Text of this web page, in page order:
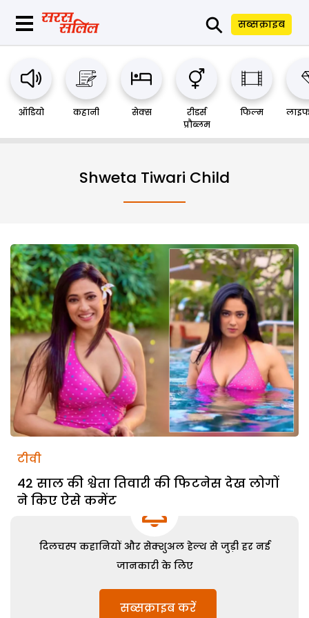
⚲ सब्सक्राइब
ऑडियो कहानी सेक्स
रीडर्स
प्रौब्लम
फिल्म
Shweta Tiwari Child
टीवी
42 साल की श्वेता तिवारी की फिटनेस देख लोगों
ने किए ऐसे कमेंट
दिलचस्प कहानियों और सेक्शुअल हेल्थ से जुड़ी हर नई
जानकारी के लिए
सब्सक्राइब करें